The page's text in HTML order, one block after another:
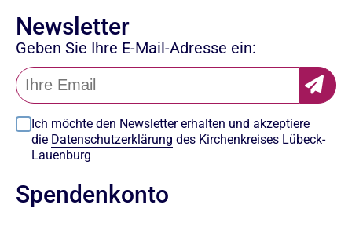
Newsletter
Geben Sie Ihre E-Mail-Adresse ein:
Ich möchte den Newsletter erhalten und akzeptiere
die Datenschutzerklärung des Kirchenkreises Lübeck-
Lauenburg
Spendenkonto